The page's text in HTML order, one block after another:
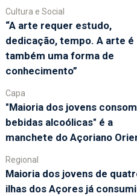
Cultura e Social
“A arte requer estudo,
dedicação, tempo. A arte é
também uma forma de
conhecimento”
Capa
"Maioria dos jovens
bebidas alcoólicas" é a
manchete do Açoriano
Regional
Maioria dos jovens de
ilhas dos Açores já